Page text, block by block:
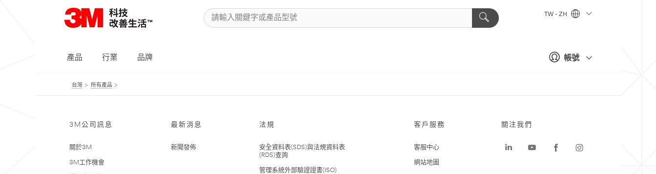
帳號
TW - ZH
產品 行業 品牌
台灣 所有產品
3M公司訊息
關於3M
3M工作機會
最新消息
新聞發佈
法規
安全資料表(SDS)與法規資料表
(RDS)查詢
管理系統外部驗證證書(ISO)
客戶服務
客服中心
網站地圖
關注我們